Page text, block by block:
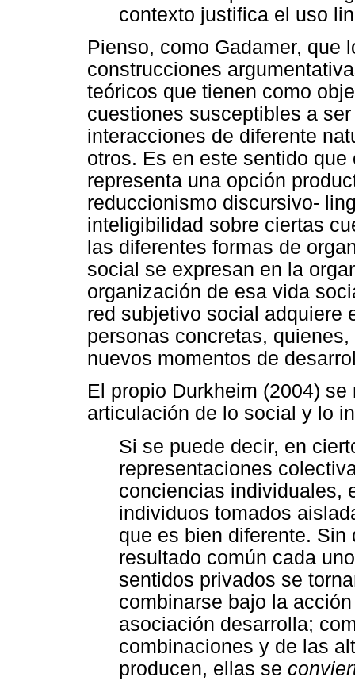
contexto justifica el uso
Pienso, como Gadamer, que
construcciones
teóricos que tienen como
cuestiones susceptibles a
interacciones de diferente
otros. Es en este sentido
representa una opción
reduccionismo discursivo-
inteligibilidad sobre ciertas
las diferentes formas de
social se expresan en la
organización de esa vida
red subjetivo social adquiere
personas concretas,
nuevos momentos de
El propio Durkheim (2004)
articulación de lo social y lo
Si se puede decir, en
representaciones
conciencias individuales,
individuos tomados
que es bien diferente.
resultado común cada
sentidos privados se
combinarse bajo la
asociación desarrolla;
combinaciones y de las
producen, ellas se